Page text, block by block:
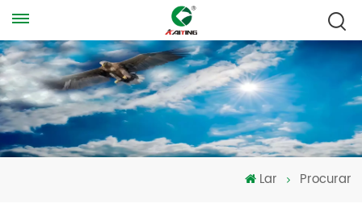
Lar Procurar